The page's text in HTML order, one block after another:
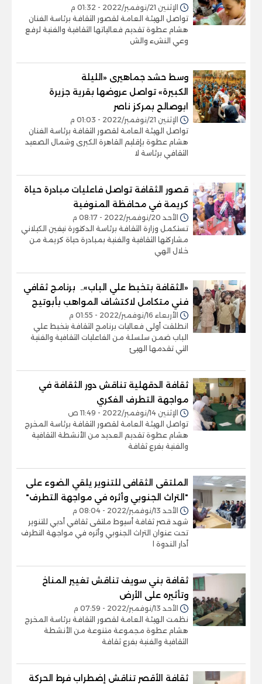
الإثنين 21/نوفمبر/2022 - 01:32 م
تواصل الهيئة العامة لقصور الثقافة برئاسة الفنان
هشام عطوة تقديم فعالياتها الثقافية والفنية لرفع
وعي النشء والش
وسط حشد جماهيرى «الليلة
الكبيرة» تواصل عروضها بقرية جزيرة
ابوصالح بمركز ناصر
الإثنين 21/نوفمبر/2022 - 01:03 م
تواصل الهيئة العامة لقصور الثقافة برئاسة الفنان
هشام عطوة بإقليم القاهرة الكبرى وشمال الصعيد
الثقافي برئاسة لا
قصور الثقافة تواصل فاعليات مبادرة حياة
كريمة في محافظة المنوفية
الأحد 20/نوفمبر/2022 - 08:17 م
تستكمل وزارة الثقافة برئاسة الدكتورة نيفين الكيلاني
مشاركتها الثقافية والفنية بمبادرة حياة كريمة من
خلال الهي
«الثقافة بتخبط علي الباب».. برنامج ثقافي
فني متكامل لاكتشاف المواهب بأبوتيج
الأربعاء 16/نوفمبر/2022 - 01:55 م
انطلقت أولى فعاليات برنامج الثقافة بتخبط علي
الباب ضمن سلسلة من الفاعليات الثقافية والفنية
التي تقدمها الهيئ
ثقافة الدقهلية تناقش دور الثقافة في
مواجهة التطرف الفكري
الإثنين 14/نوفمبر/2022 - 11:49 ص
تواصل الهيئة العامة لقصور الثقافة برئاسة المخرج
هشام عطوة تقديم العديد من الأنشطة الثقافية
والفنية بفرع ثقافة
الملتقى الثقافى للتنوير يلقي الضوء على
"التراث الجنوبي وأثره في مواجهة التطرف"
الأحد 13/نوفمبر/2022 - 08:04 م
شهد قصر ثقافة أسيوط ملتقى ثقافي أدبي للتنوير
تحت عنوان التراث الجنوبي وأثره في مواجهة التطرف
أدار الندوة ا
ثقافة بني سويف تناقش تغيير المناخ
وتأثيره على الأرض
الأحد 13/نوفمبر/2022 - 07:59 م
نظمت الهيئة العامة لقصور الثقافة برئاسة المخرج
هشام عطوة مجموعة متنوعة من الأنشطة
الثقافية والفنية بفرع ثقافة
ثقافة الأقصر تناقش إضطراب فرط الحركة